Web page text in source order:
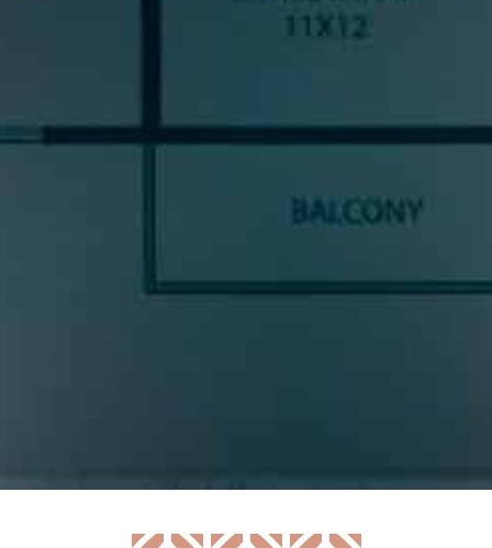
NEWSLETTER
prometemos enviarte contenido de mucho valor.